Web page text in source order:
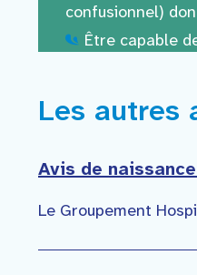
confusionnel)
Être capable
Les autres
Avis de
Le Groupement